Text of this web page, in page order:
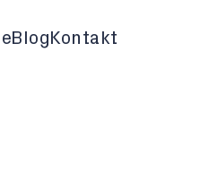
Blog Kontakt